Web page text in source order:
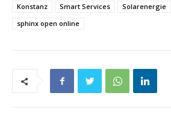
Konstanz
Smart Services Solarenergie
sphinx open online